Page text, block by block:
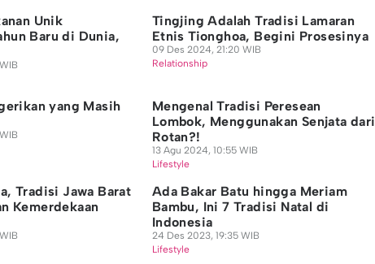
Unik
Baru di Dunia,
Tingjing Adalah Tradisi Lamaran
Etnis Tionghoa, Begini Prosesinya
09 Des 2024, 21:20 WIB
Relationship
yang Masih
Mengenal Tradisi Peresean
Lombok, Menggunakan Senjata dari
Rotan?!
13 Agu 2024, 10:55 WIB
Lifestyle
Tradisi Jawa Barat
Kemerdekaan
Ada Bakar Batu hingga Meriam
Bambu, Ini 7 Tradisi Natal di
Indonesia
24 Des 2023, 19:35 WIB
Lifestyle